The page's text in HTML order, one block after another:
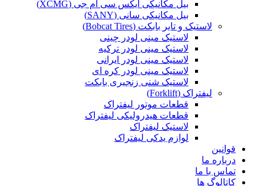
بیل مکانیکی ایکس سی ام جی (XCMG)
بیل مکانیکی سانی (SANY)
لاستیک و تایر بابکت (Bobcat Tires)
لاستیک مینی لودر چینی
لاستیک مینی لودر ترکیه
لاستیک مینی لودر ایرانی
لاستیک مینی لودر کره ای
لاستیک شنی زنجیری بابکت
لیفتراک (Forklift)
قطعات موتور لیفتراک
قطعات هیدرولیکی لیفتراک
لاستیک لیفتراک
لوازم یدکی لیفتراک
قوانین
درباره ما
تماس با ما
کاتالوگ ها